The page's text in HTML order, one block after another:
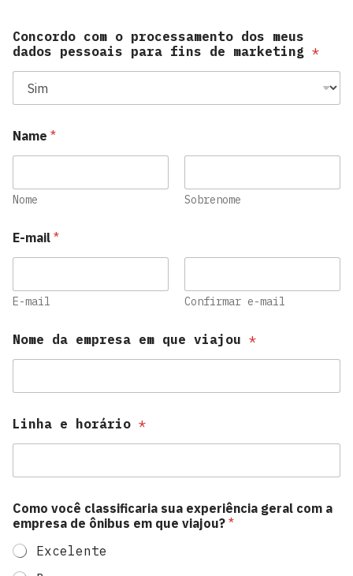
Concordo com o processamento dos meus
dados pessoais para fins de marketing *
Name *
Nome Sobrenome
E-mail *
E-mail Confirmar e-mail
Nome da empresa em que viajou *
q
u
p
d
o
L
i
n
Linha e horário *
Como você classificaria sua experiência geral com a
empresa de ônibus em que viajou? *
Excelente